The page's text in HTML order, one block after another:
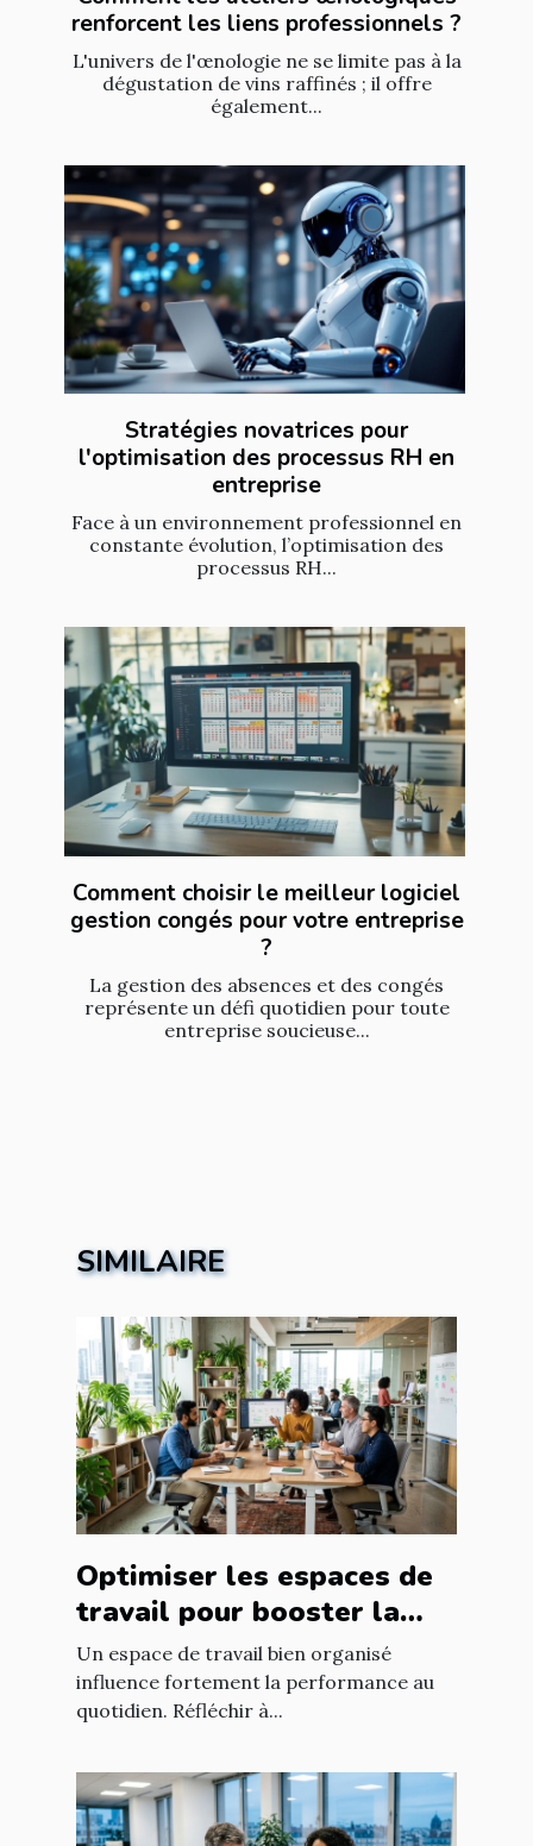
renforcent les liens professionnels ?
L'univers de l'œnologie ne se limite pas à la
dégustation de vins raffinés ; il offre
également...
Stratégies novatrices pour
l'optimisation des processus RH en
entreprise
Face à un environnement professionnel en
constante évolution, l’optimisation des
processus RH...
Comment choisir le meilleur logiciel
gestion congés pour votre entreprise
?
La gestion des absences et des congés
représente un défi quotidien pour toute
entreprise soucieuse...
SIMILAIRE
Optimiser les espaces de
travail pour booster la
productivité?
Un espace de travail bien organisé
influence fortement la performance au
quotidien. Réfléchir à...